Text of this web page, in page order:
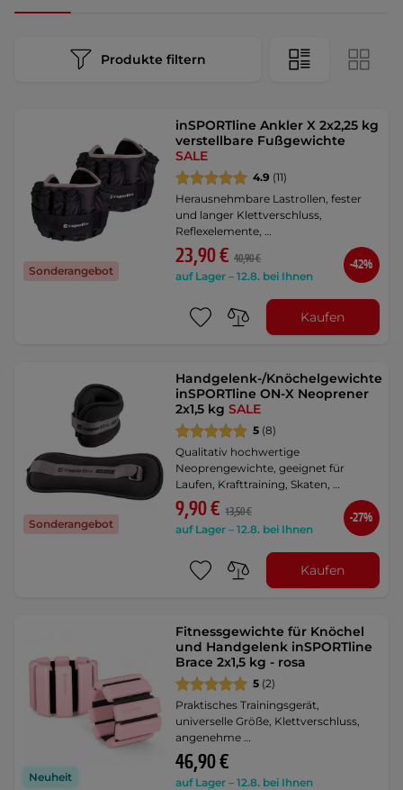
Produkte filtern
Sonderangebot
inSPORTline Ankler X 2x2,25 kg
verstellbare Fußgewichte
SALE
4.9 (11)
Herausnehmbare Lastrollen, fester
und langer Klettverschluss,
Reflexelemente, …
23,90 € 40,90 €
auf Lager – 12.8. bei Ihnen
-42%
Kaufen
Sonderangebot
Handgelenk-/Knöchelgewichte
inSPORTline ON-X Neoprener
2x1,5 kgSALE
5 (8)
Qualitativ hochwertige
Neoprengewichte, geeignet für
Laufen, Krafttraining, Skaten, …
9,90 € 13,50 €
auf Lager – 12.8. bei Ihnen
-27%
Kaufen
Neuheit
Fitnessgewichte für Knöchel
und Handgelenk inSPORTline
Brace 2x1,5 kg - rosa
5 (2)
Praktisches Trainingsgerät,
universelle Größe, Klettverschluss,
angenehme …
46,90 €
auf Lager – 12.8. bei Ihnen